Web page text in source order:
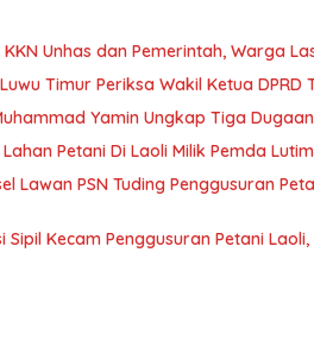
Unhas dan Pemerintah, Warga
Yamin Ungkap Tiga
Petani Di Laoli Milik Pemda Lutim
Lawan PSN Tuding Penggusuran
Sipil Kecam Penggusuran Petani Laoli,